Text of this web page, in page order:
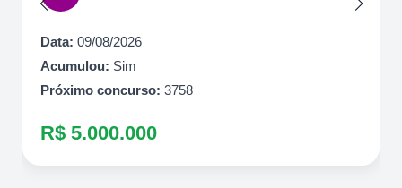
Data: 09/08/2026
Acumulou: Sim
Próximo concurso: 3758
R$ 5.000.000